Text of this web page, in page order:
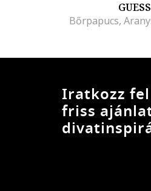
GUESS
Bőrpapucs,
Iratkozz
friss